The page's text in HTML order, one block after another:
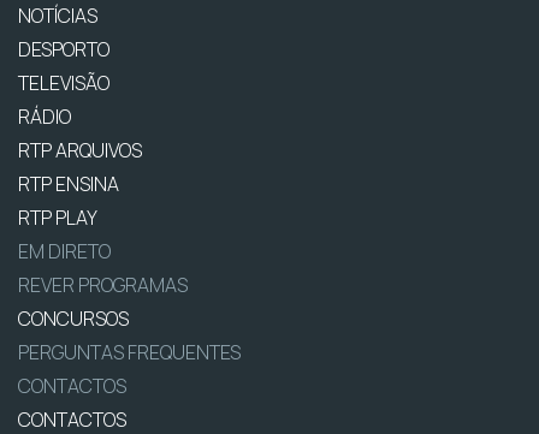
NOTÍCIAS
DESPORTO
TELEVISÃO
RÁDIO
RTP ARQUIVOS
RTP ENSINA
RTP PLAY
EM DIRETO
REVER PROGRAMAS
CONCURSOS
PERGUNTAS FREQUENTES
CONTACTOS
CONTACTOS